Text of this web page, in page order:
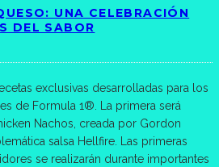
UNA CELEBRACIÓN
DEL SABOR
exclusivas desarrolladas para los
de Formula 1®. La primera será
Nachos, creada por Gordon
salsa Hellfire. Las primeras
se realizarán durante importantes